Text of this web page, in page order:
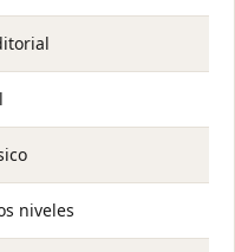
niveles